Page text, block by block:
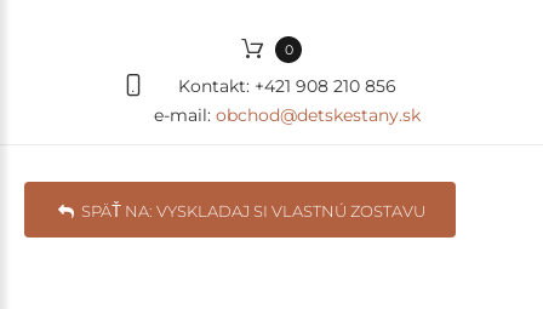
0
Kontakt: +421 908 210 856
e-mail: obchod@detskestany.sk
SPÄŤ NA: VYSKLADAJ SI VLASTNÚ ZOSTAVU